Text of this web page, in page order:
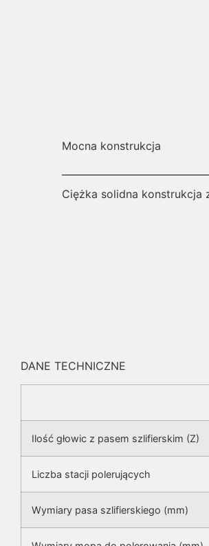
Mocna konstrukcja
Ciężka solidna konstrukcja
DANE TECHNICZNE
Ilość głowic z pasem szlifierskim (Z)
Liczba stacji polerujących
Wymiary pasa szlifierskiego (mm)